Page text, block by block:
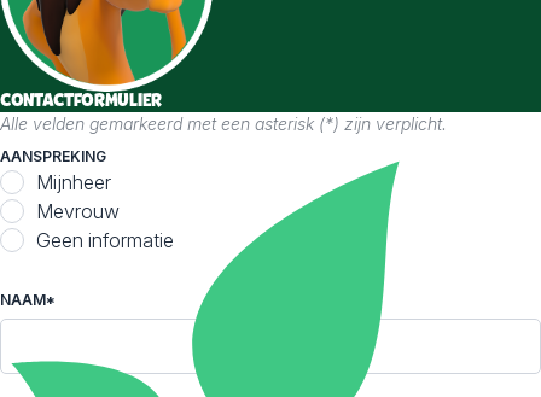
CONTACTFORMULIER
Alle velden gemarkeerd met een asterisk (*) zijn verplicht.
AANSPREKING
Mijnheer
Mevrouw
Geen informatie
NAAM*